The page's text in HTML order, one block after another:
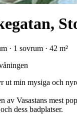
· 1 sovrum · 42 m²
ut min mysiga och
av Vasastans mest
dess badplatser.